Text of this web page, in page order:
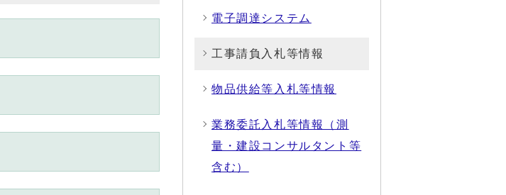
電子調達システム
工事請負入札等情報
物品供給等入札等情報
業務委託入札等情報（測
量・建設コンサルタント等
含む）